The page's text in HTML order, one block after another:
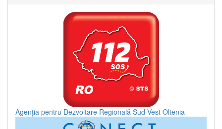
Agenția pentru Dezvoltare Regională Sud-Vest Oltenia